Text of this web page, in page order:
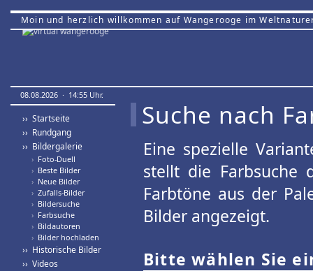
Moin und herzlich willkommen auf Wangerooge im
08.08.2026 · 14:55 Uhr.
›› Startseite
›› Rundgang
›› Bildergalerie
› Foto-Duell
› Beste Bilder
› Neue Bilder
› Zufalls-Bilder
› Bildersuche
› Farbsuche
› Bildautoren
› Bilder hochladen
›› Historische Bilder
›› Videos
Suche nach
Eine spezielle
stellt die Farbsuche
Farbtöne aus der
Bilder angezeigt.
Bitte wählen Sie